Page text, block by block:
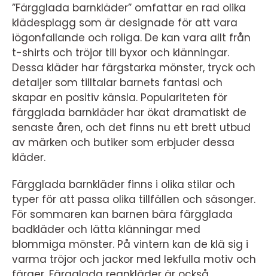
”Färgglada barnkläder” omfattar en rad olika
klädesplagg som är designade för att vara
iögonfallande och roliga. De kan vara allt från
t-shirts och tröjor till byxor och klänningar.
Dessa kläder har färgstarka mönster, tryck och
detaljer som tilltalar barnets fantasi och
skapar en positiv känsla. Populariteten för
färgglada barnkläder har ökat dramatiskt de
senaste åren, och det finns nu ett brett utbud
av märken och butiker som erbjuder dessa
kläder.
Färgglada barnkläder finns i olika stilar och
typer för att passa olika tillfällen och säsonger.
För sommaren kan barnen bära färgglada
badkläder och lätta klänningar med
blommiga mönster. På vintern kan de klä sig i
varma tröjor och jackor med lekfulla motiv och